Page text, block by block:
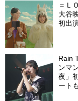
＝Ｌ
大谷
初出
Rain
ンマ
夜」
ート